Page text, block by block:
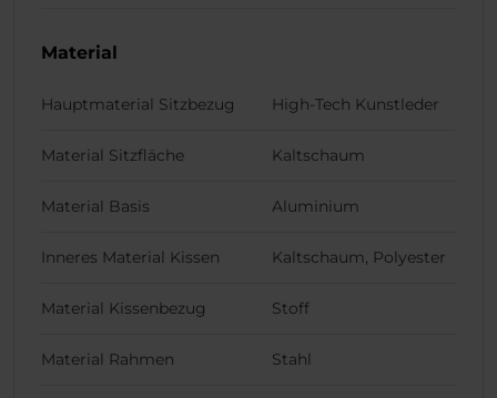
Material
Hauptmaterial Sitzbezug High-Tech Kunstleder
Material Sitzfläche Kaltschaum
Material Basis Aluminium
Inneres Material Kissen Kaltschaum, Polyester
Material Kissenbezug Stoff
Material Rahmen Stahl